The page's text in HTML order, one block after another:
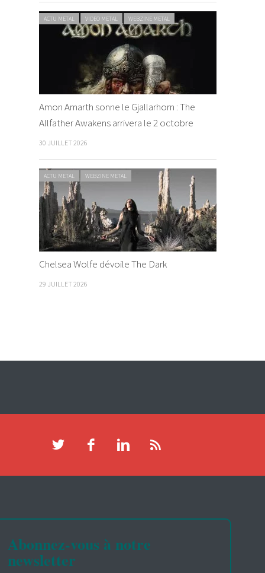
ACTU METAL VIDEO METAL WEBZINE METAL
Amon Amarth sonne le Gjallarhorn : The
Allfather Awakens arrivera le 2 octobre
30 JUILLET 2026
ACTU METAL WEBZINE METAL
Chelsea Wolfe dévoile The Dark
29 JUILLET 2026
Abonnez-vous à notre
newsletter